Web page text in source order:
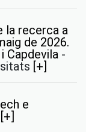
la recerca a
de 2026.
Capdevila -
[+]
e
[+]